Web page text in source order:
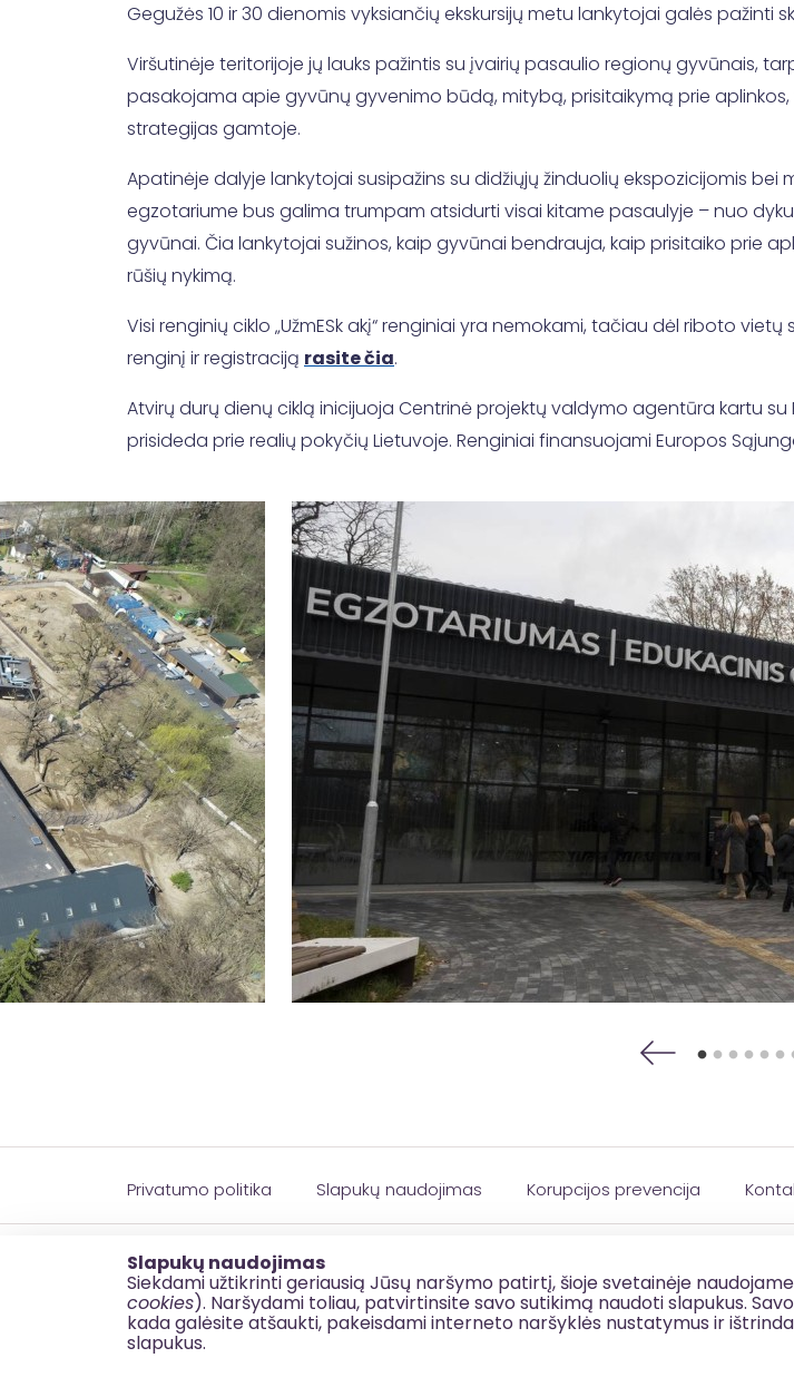
Slapukų naudojimas
Siekdami užtikrinti geriausią Jūsų naršymo patirtį, šioje svetainėje
cookies). Naršydami toliau, patvirtinsite savo sutikimą naudoti slapukus.
kada galėsite atšaukti, pakeisdami interneto naršyklės nustatymus ir
slapukus.
Gegužės 10 ir 30 dienomis vyksiančių ekskursijų metu lankytojai galės pažinti
Viršutinėje teritorijoje jų lauks pažintis su įvairių pasaulio regionų gyvūnais,
pasakojama apie gyvūnų gyvenimo būdą, mitybą, prisitaikymą prie
strategijas gamtoje.
Apatinėje dalyje lankytojai susipažins su didžiųjų žinduolių ekspozicijomis
egzotariume bus galima trumpam atsidurti visai kitame pasaulyje – nuo
gyvūnai. Čia lankytojai sužinos, kaip gyvūnai bendrauja, kaip prisitaiko prie
rūšių nykimą.
Visi renginių ciklo „UžmESk akį“ renginiai yra nemokami, tačiau dėl riboto
renginį ir registraciją rasite čia.
Atvirų durų dienų ciklą inicijuoja Centrinė projektų valdymo agentūra kartu su
prisideda prie realių pokyčių Lietuvoje. Renginiai finansuojami Europos
Privatumo politika Slapukų naudojimas Korupcijos prevencija
© 2026 esinvesticijos.lt